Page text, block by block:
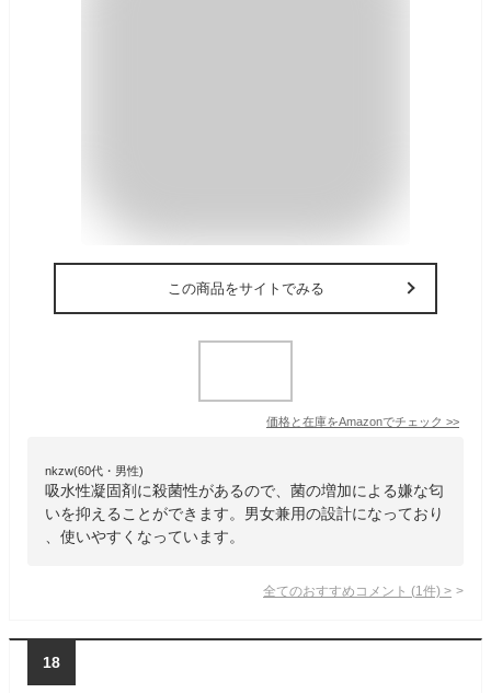
この商品をサイトでみる
価格と在庫をAmazonでチェック >>
nkzw(60代・男性)
吸水性凝固剤に殺菌性があるので、菌の増加による嫌な匂
いを抑えることができます。男女兼用の設計になっており
、使いやすくなっています。
全てのおすすめコメント (1 件) >
18